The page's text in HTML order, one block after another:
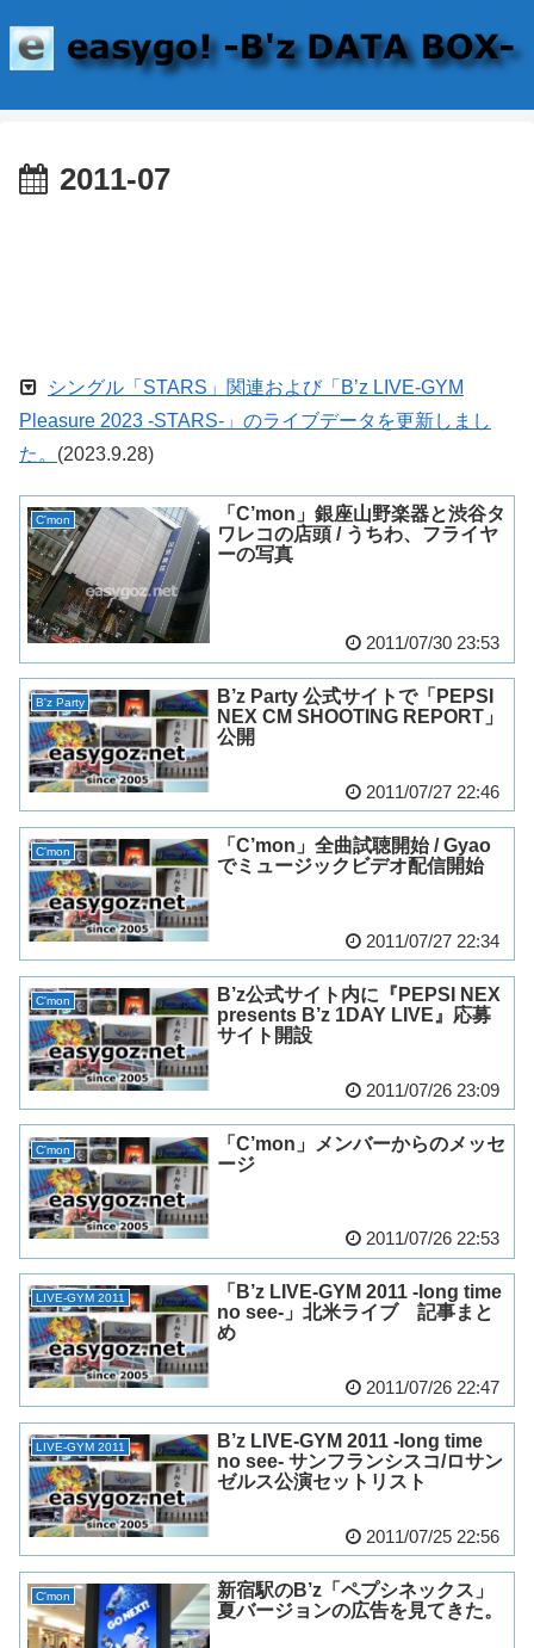
2011-07
シングル「STARS」関連および「B’z LIVE-GYM
Pleasure 2023 -STARS-」のライブデータを更新しまし
た。 (2023.9.28)
C'mon
「C’mon」銀座山野楽器と渋谷タ
ワレコの店頭 / うちわ、フライヤ
ーの写真
2011/07/30 23:53
B'z Party
B’z Party 公式サイトで「PEPSI
NEX CM SHOOTING REPORT」
公開
2011/07/27 22:46
C'mon
「C’mon」全曲試聴開始 / Gyao
でミュージックビデオ配信開始
2011/07/27 22:34
C'mon
B’z公式サイト内に『PEPSI NEX
presents B’z 1DAY LIVE』応募
サイト開設
2011/07/26 23:09
C'mon
「C’mon」メンバーからのメッセ
ージ
2011/07/26 22:53
LIVE-GYM 2011
「B’z LIVE-GYM 2011 -long time
no see-」北米ライブ 記事まと
め
2011/07/26 22:47
LIVE-GYM 2011
B’z LIVE-GYM 2011 -long time
no see- サンフランシスコ/ロサン
ゼルス公演セットリスト
2011/07/25 22:56
C'mon
新宿駅のB’z「ペプシネックス」
夏バージョンの広告を見てきた。